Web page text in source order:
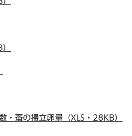
・蚕の掃立卵量（XLS・28KB）